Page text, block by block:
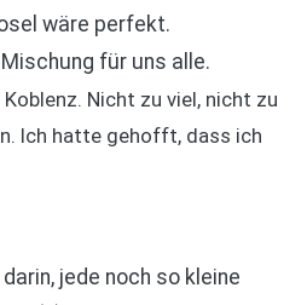
wäre perfekt.
für uns alle.
Nicht zu viel, nicht zu
Ich hatte gehofft, dass ich
jede noch so kleine